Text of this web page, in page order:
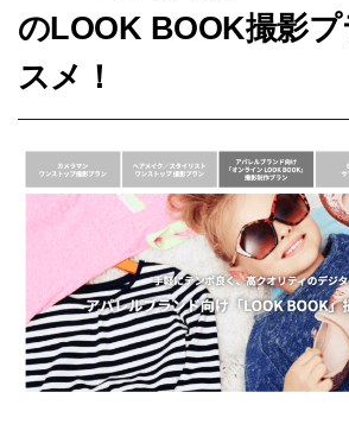
のLOOK BOOK撮影
スメ！